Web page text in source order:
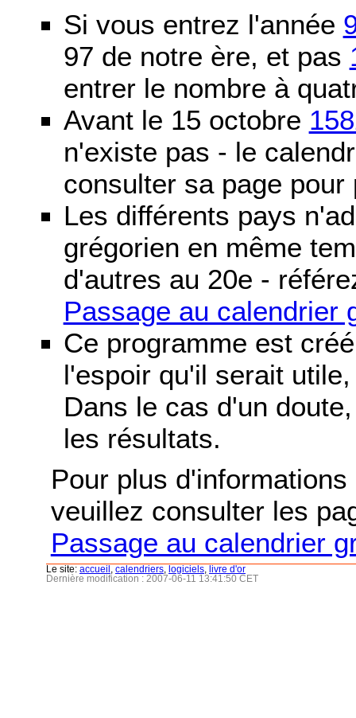
Si vous entrez l'année
97 de notre ère, et pas
entrer le nombre à
Avant le 15 octobre
n'existe pas - le
consulter sa page pour
Les différents pays
grégorien en même
d'autres au 20e -
Passage au calendrier
Ce programme est
l'espoir qu'il serait
Dans le cas d'un
les résultats.
Pour plus
veuillez consulter les
Passage au calendrier
Le site: accueil calendriers logiciels
livre d'or
Dernière modification : 2007-06-11 13:41:50 CET